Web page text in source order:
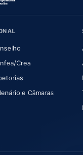
(abre em nova aba)
Crea(abre em nova
e Câmaras(abre em